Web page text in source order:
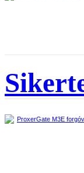
ProxerGate M3E